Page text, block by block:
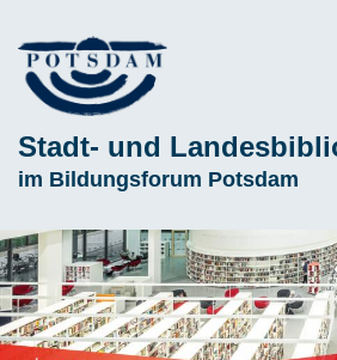
zum
Inhalt
Stadt- und
Subline
im Bildungsforum Potsdam